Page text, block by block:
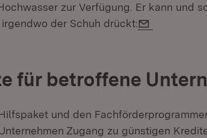
zur Verfügung. Er kann und
der Schuh drückt:
für betroffene
und den
Zugang zu günstigen